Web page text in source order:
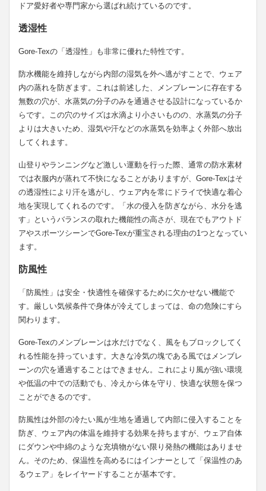
ドア愛好者や専門家から選ばれ続けているのです。
透湿性
Gore-Texの「透湿性」も非常に優れた特性です。
防水機能を維持しながら内部の湿気を外へ逃がすことで、ウェア
内の蒸れを防ぎます。これは前述した、メンブレーンに存在する
無数の穴が、水蒸気の分子のみを通過させる設計になっているか
らです。この穴のサイズは水滴より小さいものの、水蒸気の分子
よりは大きいため、湿気や汗などの水蒸気を効率よく外部へ放出
してくれます。
山登りやランニングなど激しい運動を行った際、通常の防水素材
では衣服内が蒸れて不快になることがありますが、Gore-Texはそ
の透湿性により汗を逃がし、ウェア内を常にドライで快適な着心
地を実現してくれるのです。「水の侵入を防ぎながら、水分を逃
す」というバランスの取れた機能性の高さが、現在でもアウトド
アやスポーツシーンでGore-Texが重宝される理由の1つとなってい
ます。
防風性
「防風性」は安全・快適性を確保するために欠かせない機能で
す。厳しい気候条件で身体が冷えてしまっては、命の危険にすら
関わります。
Gore-Texのメンブレーンは水だけでなく、風をもブロックしてく
れる性能を持っています。大きな冷気の塊である風ではメンブレ
ーンの穴を通過することはできません。これにより風が強い環境
や低温の中での活動でも、冷えから体を守り、快適な状態を保つ
ことができるのです。
防風性は外部の冷たい風が生地を通過して内部に侵入することを
防ぎ、ウェア内の体温を維持する効果を持ちますが、ウェア自体
にダウンや中綿のような充填物がない限り発熱の機能はありませ
ん。そのため、保温性を高めるにはインナーとして「保温性のあ
るウェア」をレイヤードすることが基本です。